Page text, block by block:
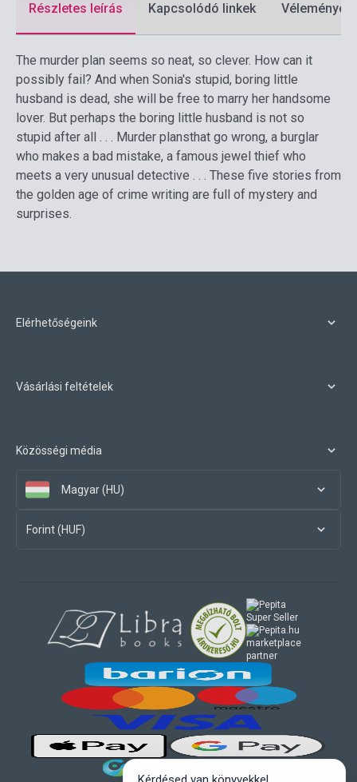
Részletes leírás Kapcsolódó linkek Vélemények
The murder plan seems so neat, so clever. How can it
possibly fail? And when Sonia's stupid, boring little
husband is dead, she will be free to marry her handsome
lover. But perhaps the boring little husband is not so
stupid after all . . . Murder plansthat go wrong, a burglar
who makes a bad mistake, a famous jewel thief who
meets a very unusual detective . . . These five stories from
the golden age of crime writing are full of mystery and
surprises.
Elérhetőségeink
Vásárlási feltételek
Közösségi média
Magyar (HU)
Forint (HUF)
marketplace
partner